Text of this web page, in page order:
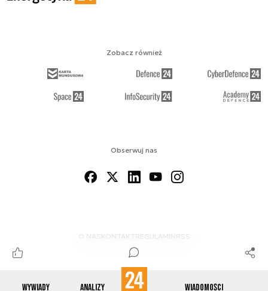
Wywiady Analizy Wiadomości
Obserwuj nas
O NAS KONTAKTREGULAMINRSS
Zobacz również